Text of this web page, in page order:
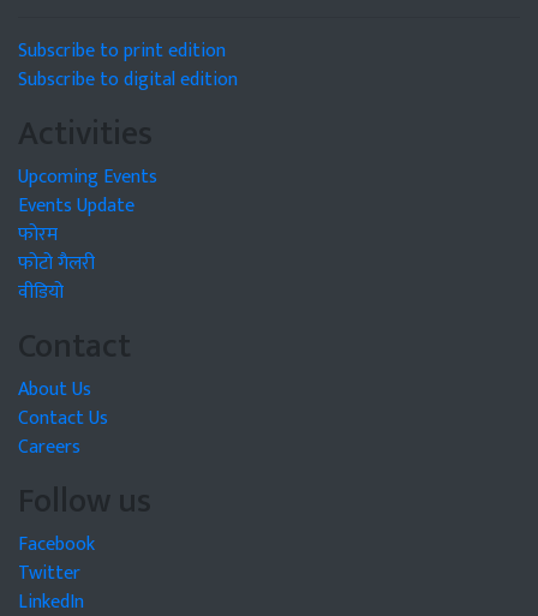
Subscribe to print edition
Subscribe to digital edition
Activities
Upcoming Events
Events Update
फोरम
फोटो गैलरी
वीडियो
Contact
About Us
Contact Us
Careers
Follow us
Facebook
Twitter
LinkedIn